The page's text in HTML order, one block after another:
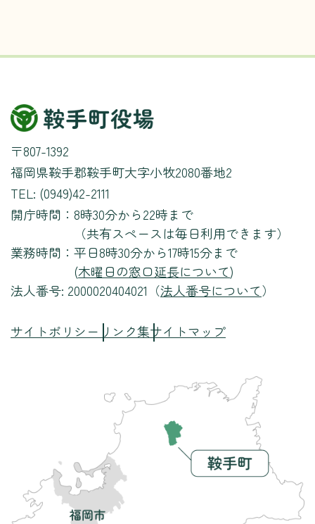
〒807-1392
福岡県鞍手郡鞍手町大字小牧2080番地2
TEL: (0949)42-2111
開庁時間： 8時30分から22時まで
（共有スペースは毎日利用できます）
業務時間： 平日8時30分から17時15分まで
(木曜日の窓口延長について)
法人番号: 2000020404021（法人番号について）
サイトポリシー リンク集サイトマップ